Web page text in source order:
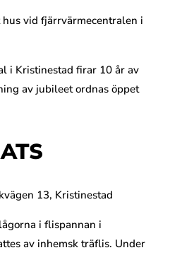
vid fjärrvärmecentralen i
i Kristinestad firar 10 år av
av jubileet ordnas öppet
13, Kristinestad
i flispannan i
av inhemsk träflis. Under